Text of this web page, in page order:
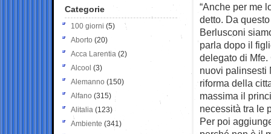
“Anche per me
detto. Da
Berlusconi
parla dopo il
delegato di
nuovi palinsesti
riforma della
massima il
necessità tra le
Per poi
Categorie
100 giorni (5)
Aborto (20)
Acca Larentia (2)
Alcool (3)
Alemanno (150)
Alfano (315)
Alitalia (123)
Ambiente (341)